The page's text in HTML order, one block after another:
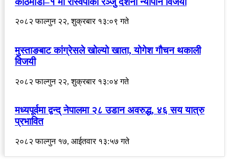
२०८२ फाल्गुन २२, शुक्रबार १३:०९ गते
मुस्ताङबाट कांग्रेसले खोल्यो खाता, योगेश गौचन थकाली
विजयी
२०८२ फाल्गुन २२, शुक्रबार १३:०४ गते
मध्यपूर्वमा द्वन्द् नेपालमा २८ उडान अवरुद्ध, ४६ सय यात्रु
प्रभावित
२०८२ फाल्गुन १७, आईतवार १३:५७ गते